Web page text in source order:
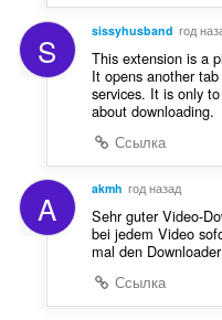
S sissyhusband год
This extension is a
It opens another
services. It is only
about downloading.
Ссылка
A akmh год назад
Sehr guter Video-
bei jedem Video
mal den
Ссылка